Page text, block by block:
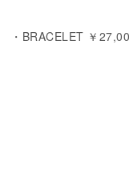
・BRACELET ￥